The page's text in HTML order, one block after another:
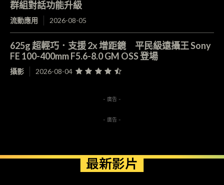
群組對話功能升級
流動應用 2026-08-05
625g 超輕巧．支援 2x 增距鏡 平民級遠攝王 Sony
FE 100-400mm F5.6-8.0 GM OSS 登場
攝影 2026-08-04
- 廣告 -
- 廣告 -
最新影片